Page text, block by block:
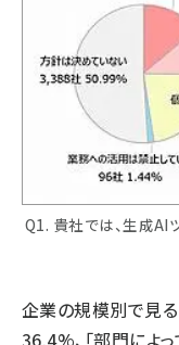
Q1. 貴社では、生成
企業の規模別で見る
36.4%、「部門によ